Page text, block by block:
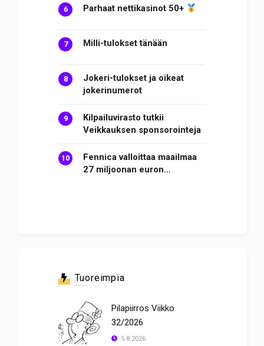
Parhaat nettikasinot 50+
Milli-tulokset tänään
Jokeri-tulokset ja oikeat
jokerinumerot
Kilpailuvirasto tutkii
Veikkauksen sponsorointeja
Fennica valloittaa maailmaa
27 miljoonan euron…
Tuoreimpia
Pilapiirros Viikko
32/2026
5.8.2026